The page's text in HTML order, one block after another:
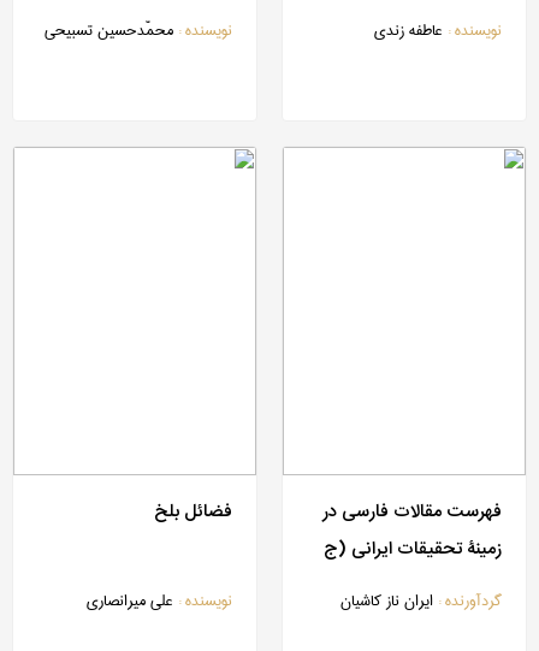
نویسنده : عاطفه زندی
کتابخانۀ مرکز دائرة المعارف
نویسنده : محمّدحسین تسبیحی
فهرست مقالات فارسی در
زمینۀ تحقیقات ایرانی (ج
7-13)
گردآورنده : ایران ناز کاشیان
فضائل بلخ
نویسنده : علی میرانصاری